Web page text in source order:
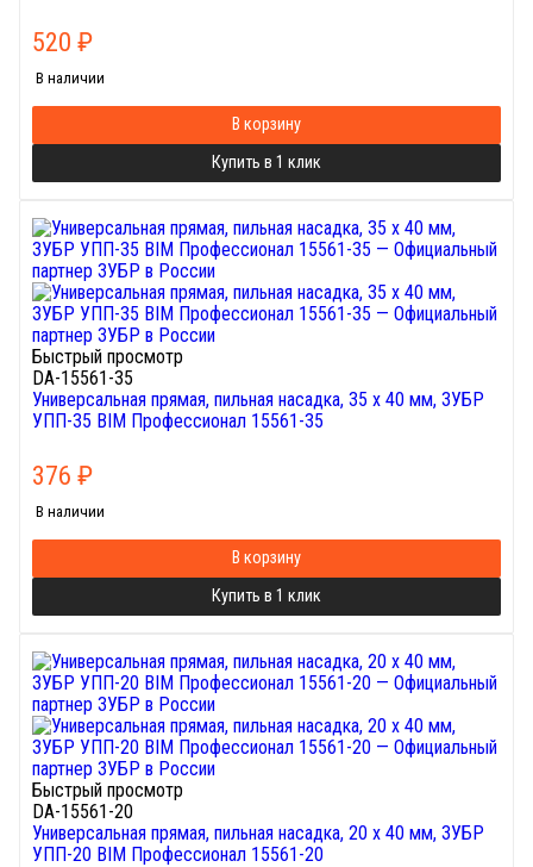
520 ₽
В наличии
В корзину
Купить в 1 клик
Быстрый просмотр
DA-15561-35
Универсальная прямая, пильная насадка, 35 x 40 мм, ЗУБР
УПП-35 BIM Профессионал 15561-35
376 ₽
В наличии
В корзину
Купить в 1 клик
Быстрый просмотр
DA-15561-20
Универсальная прямая, пильная насадка, 20 x 40 мм, ЗУБР
УПП-20 BIM Профессионал 15561-20